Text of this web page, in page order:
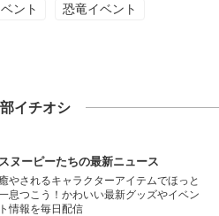
ント 恐竜イベント
イチオシ
スヌーピーたちの最新ニュース
やされるキャラクターアイテムでほっと
息つこう！かわいい最新グッズやイベン
ト情報を毎日配信